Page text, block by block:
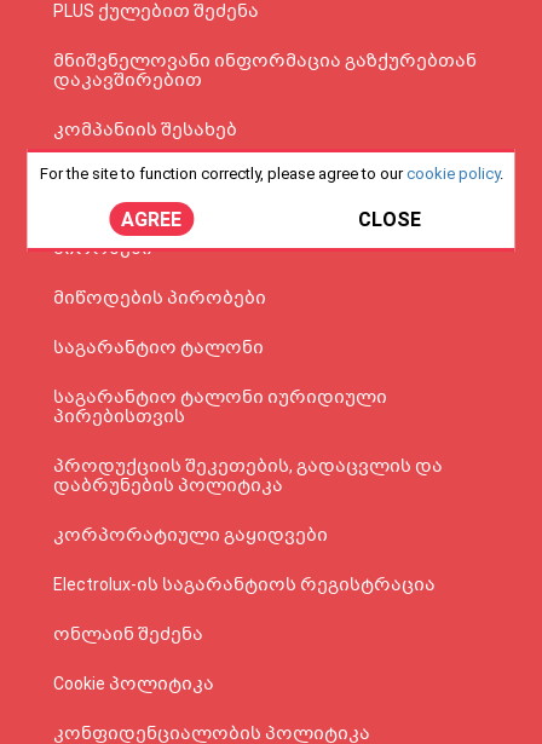
PLUS ქულებით შეძენა
მნიშვნელოვანი ინფორმაცია გაზქურებთან
დაკავშირებით
კომპანიის შესახებ
ონლაინ განვადება
ვებგვერდის მოხმარების წესები და
პირობები
მიწოდების პირობები
საგარანტიო ტალონი
საგარანტიო ტალონი იურიდიული
პირებისთვის
პროდუქციის შეკეთების, გადაცვლის და
დაბრუნების პოლიტიკა
კორპორატიული გაყიდვები
Electrolux-ის საგარანტიოს რეგისტრაცია
ონლაინ შეძენა
Cookie პოლიტიკა
კონფიდენციალობის პოლიტიკა
For the site to function correctly, please agree to ourcookie policy.
AGREE CLOSE